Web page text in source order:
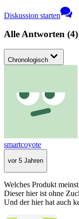
Diskussion starten
Alle Antworten (4)
Chronologisch
smartcoyote
vor 5 Jahren
Welches Produkt
Dieser hier ist ohne
Und der hier hat auch